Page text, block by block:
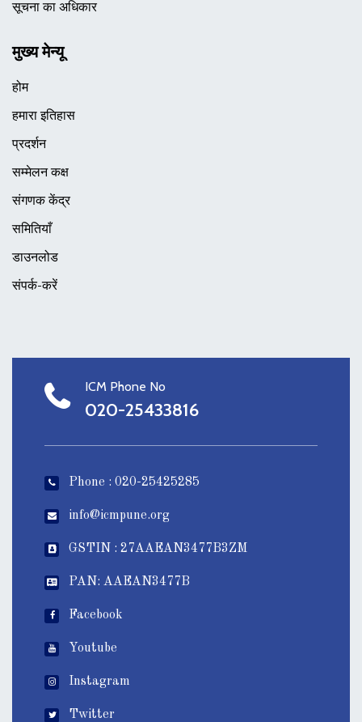
सूचना का अधिकार
मुख्य मेन्यू
होम
हमारा इतिहास
प्रदर्शन
सम्मेलन कक्ष
संगणक केंद्र
समितियाँ
डाउनलोड
संपर्क-करें
ICM Phone No
020-25433816
Phone : 020-25425285
info@icmpune.org
GSTIN : 27AAEAN3477B3ZM
PAN: AAEAN3477B
Facebook
Youtube
Instagram
Twitter